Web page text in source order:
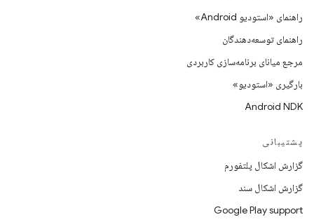
راهنمای «استودیو Android»
راهنمای توسعه‌دهندگان
مرجع میانای برنامه‌سازی کاربردی
بارگیری «استودیو»
Android NDK
پشتیبانی
گزارش اشکال پلتفورم
گزارش اشکال سند
Google Play support